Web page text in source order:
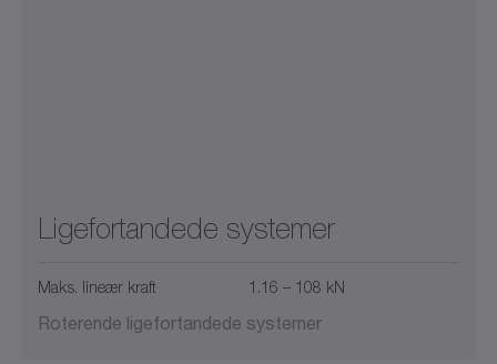
Ligefortandede systemer
Maks. lineær kraft 1.16 – 108 kN
Roterende ligefortandede systemer